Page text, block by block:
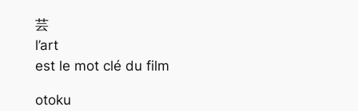
芸
l’art
est le mot clé du film
otoku